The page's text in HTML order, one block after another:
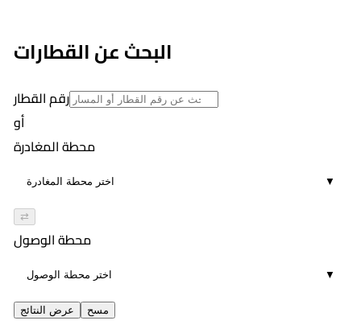
03:58
البحث عن القطارات
رقم القطار
أو
محطة المغادرة
▼
⇄
محطة الوصول
▼
عرض النتائج مسح